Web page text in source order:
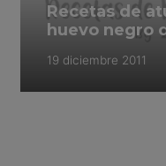
Recetas de
huevo negro
19 diciembre 2011